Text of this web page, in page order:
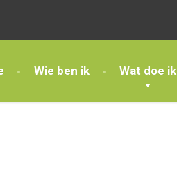
Wie ben ik Wat doe ik